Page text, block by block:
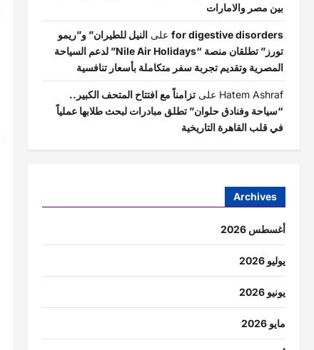
بين مصر والامارات
for digestive disorders علىالنيل للطيران” و”ريمو
تورز” تطلقان منصة “Nile Air Holidays” لدعم السياحة
المصرية وتقديم تجربة سفر متكاملة بأسعار تنافسية
Hatem Ashraf علىتزامناً مع افتتاح المتحف الكبير..
“سياحة وفنادق حلوان” تطلق مبادرات لبحث طلابها عملياً
في قلب القاهرة التاريخية
Archives
أغسطس 2026
يوليو 2026
يونيو 2026
مايو 2026